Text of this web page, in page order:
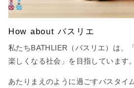
How about バスリエ
私たちBATHLIER（バスリエ）は、
楽しくなる社会」を目指しています。
あたりまえのように過ごすバスタイ